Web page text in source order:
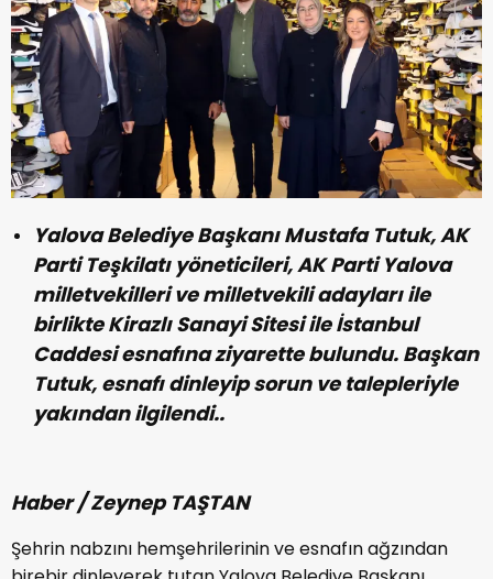
Yalova Belediye Başkanı Mustafa Tutuk, AK
Parti Teşkilatı yöneticileri, AK Parti Yalova
milletvekilleri ve milletvekili adayları ile
birlikte Kirazlı Sanayi Sitesi ile İstanbul
Caddesi esnafına ziyarette bulundu. Başkan
Tutuk, esnafı dinleyip sorun ve talepleriyle
yakından ilgilendi..
Haber / Zeynep TAŞTAN
Şehrin nabzını hemşehrilerinin ve esnafın ağzından